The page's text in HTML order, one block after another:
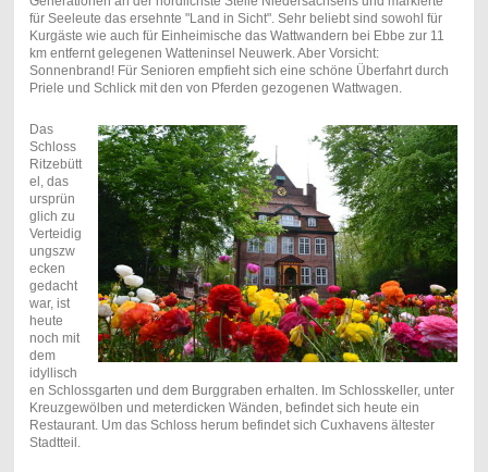
für Seeleute das ersehnte "Land in Sicht". Sehr beliebt sind sowohl für
Kurgäste wie auch für Einheimische das Wattwandern bei Ebbe zur 11
km entfernt gelegenen Watteninsel Neuwerk. Aber Vorsicht:
Sonnenbrand! Für Senioren empfieht sich eine schöne Überfahrt durch
Priele und Schlick mit den von Pferden gezogenen Wattwagen.
Das
Schloss
Ritzebütt
el, das
ursprün
glich zu
Verteidig
ungszw
ecken
gedacht
war, ist
heute
noch mit
dem
idyllisch
en Schlossgarten und dem Burggraben erhalten. Im Schlosskeller, unter
Kreuzgewölben und meterdicken Wänden, befindet sich heute ein
Restaurant. Um das Schloss herum befindet sich Cuxhavens ältester
Stadtteil.